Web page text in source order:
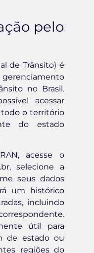
pelo
de Trânsito) é
no Brasil.
acessar
todo o território
do estado
acesse o
selecione a
seus dados
um histórico
incluindo
útil para
de estado ou
regiões do